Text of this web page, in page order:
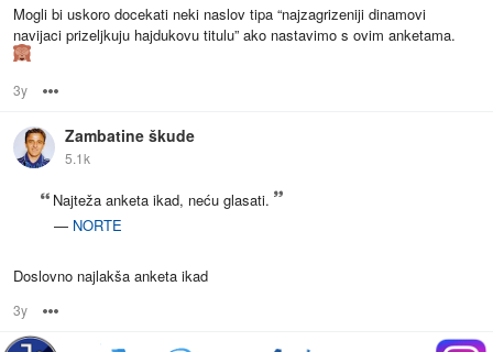
Mogli bi uskoro docekati neki naslov tipa “najzagrizeniji dinamovi
navijaci prizeljkuju hajdukovu titulu” ako nastavimo s ovim anketama.
3y
Zambatine škude
5.1k
Najteža anketa ikad, neću glasati.
— NORTE
Doslovno najlakša anketa ikad
3y